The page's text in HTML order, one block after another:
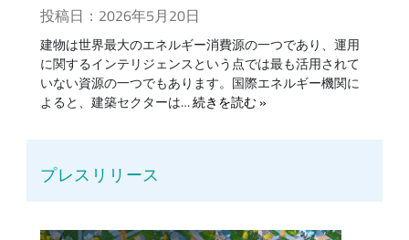
投稿日：2026年5月20日
建物は世界最大のエネルギー消費源の一つであり、運用
に関するインテリジェンスという点では最も活用されて
いない資源の一つでもあります。国際エネルギー機関に
よると、建築セクターは…続きを読む
プレスリリース